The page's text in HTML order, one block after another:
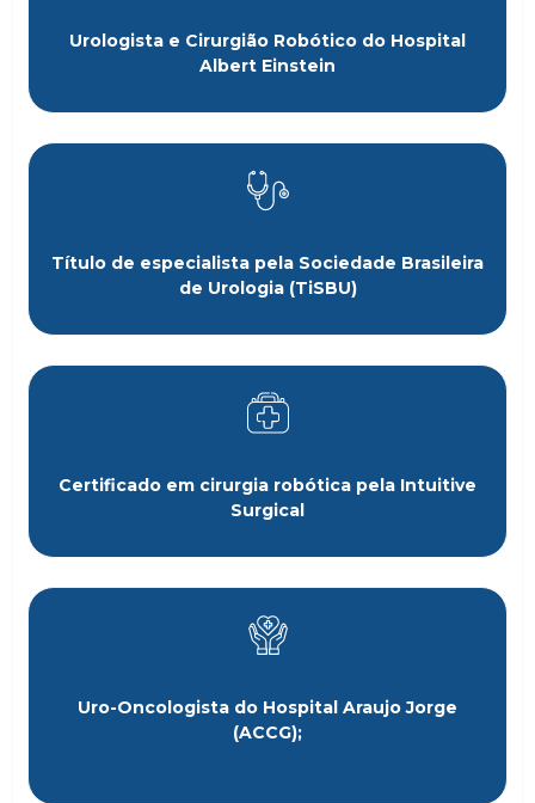
Urologista e Cirurgião Robótico do Hospital
Albert Einstein
Título de especialista pela Sociedade Brasileira
de Urologia (TiSBU)
Certificado em cirurgia robótica pela Intuitive
Surgical
Uro-Oncologista do Hospital Araujo Jorge
(ACCG);